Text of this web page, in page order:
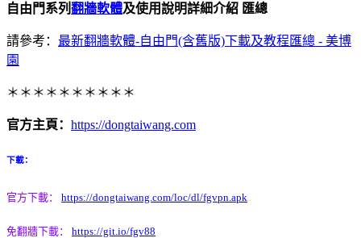
自由門系列翻牆軟體及使用說明詳細介紹 匯總
請參考： 最新翻牆軟體-自由門(含舊版)下載及教程匯總 - 美博
園
＊＊＊＊＊＊＊＊＊＊
官方主頁： https://dongtaiwang.com
下載：
官方下載： https://dongtaiwang.com/loc/dl/fgvpn.apk
免翻牆下載： https://git.io/fgv88